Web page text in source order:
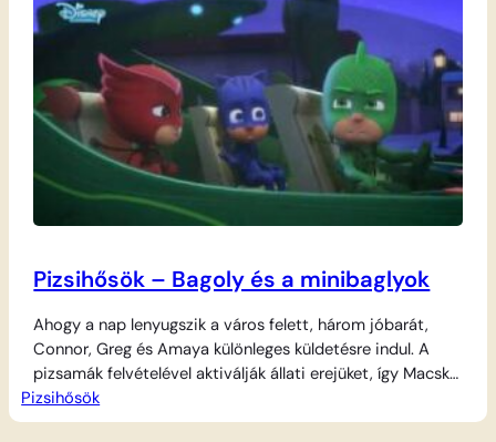
Pizsihősök – Bagoly és a minibaglyok
Ahogy a nap lenyugszik a város felett, három jóbarát,
Connor, Greg és Amaya különleges küldetésre indul. A
pizsamák felvételével aktiválják állati erejüket, így Macska,
Gekkó és Bagoly néven védelmezik a várost a
gonosztevőktől. Ma éjjel a Pizsihősök főhadiszállása kerül
Pizsihősök